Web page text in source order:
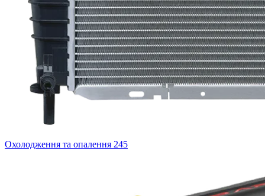
Охолодження та опалення 245